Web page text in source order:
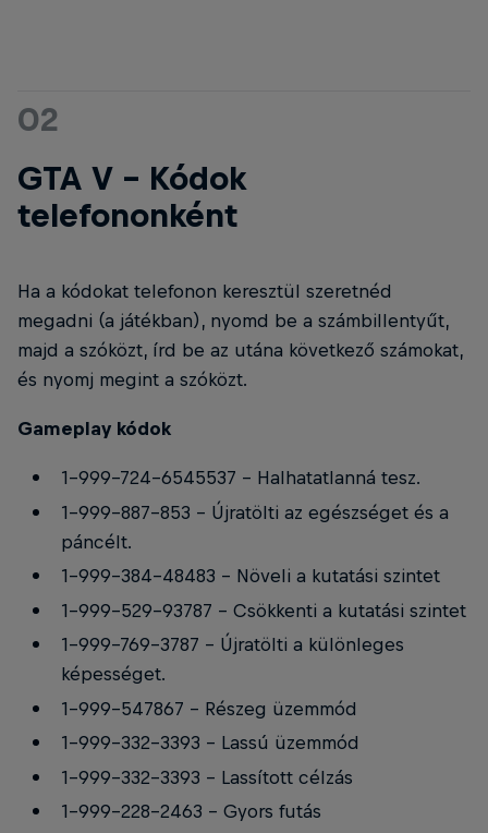
02
GTA V - Kódok
telefononként
Ha a kódokat telefonon keresztül szeretnéd
megadni (a játékban), nyomd be a számbillentyűt,
majd a szóközt, írd be az utána következő számokat,
és nyomj megint a szóközt.
Gameplay kódok
1-999-724-6545537 - Halhatatlanná tesz.
1-999-887-853 - Újratölti az egészséget és a
páncélt.
1-999-384-48483 - Növeli a kutatási szintet
1-999-529-93787 - Csökkenti a kutatási szintet
1-999-769-3787 - Újratölti a különleges
képességet.
1-999-547867 - Részeg üzemmód
1-999-332-3393 - Lassú üzemmód
1-999-332-3393 - Lassított célzás
1-999-228-2463 - Gyors futás